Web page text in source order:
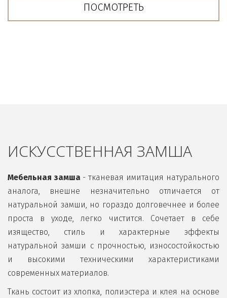
ПОСМОТРЕТЬ
ИСКУССТВЕННАЯ ЗАМША
Мебельная замша - тканевая имитация натурального
аналога, внешне незначительно отличается от
натуральной замши, но гораздо долговечнее и более
проста в уходе, легко чистится. Сочетает в себе
изящество, стиль и характерные эффекты
натуральной замши с прочностью, износостойкостью
и высокими техническими характеристиками
современных материалов.
Ткань состоит из хлопка, полиэстера и клея на основе